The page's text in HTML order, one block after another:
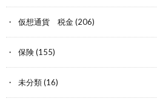
仮想通貨 税金(206)
保険(155)
未分類(16)